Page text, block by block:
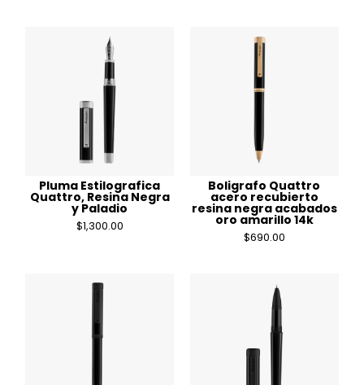
Pluma Estilografica
Quattro, Resina Negra
y Paladio
$1,300.00
Boligrafo Quattro
acero recubierto
resina negra acabados
oro amarillo 14k
$690.00